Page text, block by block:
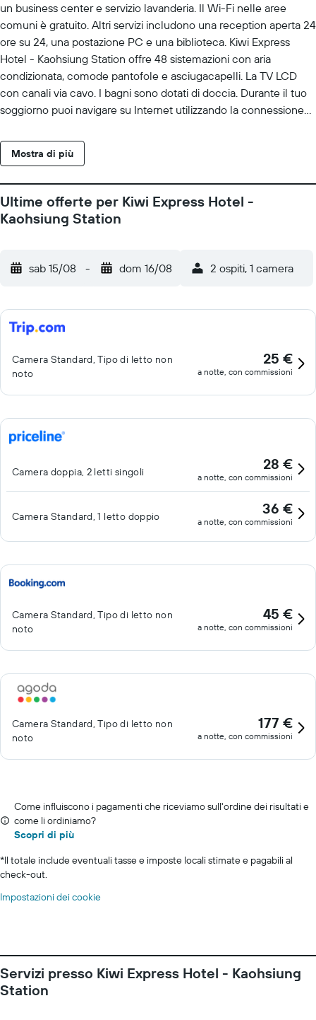
un business center e servizio lavanderia. Il Wi-Fi nelle aree
comuni è gratuito. Altri servizi includono una reception aperta 24
ore su 24, una postazione PC e una biblioteca. Kiwi Express
Hotel - Kaohsiung Station offre 48 sistemazioni con aria
condizionata, comode pantofole e asciugacapelli. La TV LCD
con canali via cavo. I bagni sono dotati di doccia. Durante il tuo
soggiorno puoi navigare su Internet utilizzando la connessione
giorni.
Mostra di più
Ultime offerte per Kiwi Express Hotel -
Kaohsiung Station
sab 15/08 - dom 16/08 2 ospiti, 1 camera
Camera Standard, Tipo di letto non
noto
25 €
a notte, con commissioni
Camera doppia, 2 letti singoli 28 €
a notte, con commissioni
Camera Standard, 1 letto doppio 36 €
a notte, con commissioni
Camera Standard, Tipo di letto non
noto
45 €
a notte, con commissioni
Camera Standard, Tipo di letto non
noto
177 €
a notte, con commissioni
Come influiscono i pagamenti che riceviamo sull'ordine dei risultati e
come li ordiniamo?
Scopri di più
*Il totale include eventuali tasse e imposte locali stimate e pagabili al
check-out.
Impostazioni dei cookie
Servizi presso Kiwi Express Hotel - Kaohsiung
Station